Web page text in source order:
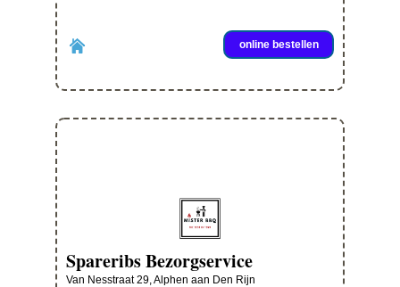
online bestellen
Spareribs Bezorgservice
Van Nesstraat 29, Alphen aan Den Rijn